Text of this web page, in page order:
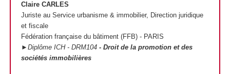
Claire CARLES
Juriste au Service urbanisme & immobilier, Direction juridique
et fiscale
Fédération française du bâtiment (FFB) - PARIS
►Diplôme ICH - DRM104 - Droit de la promotion et des
sociétés immobilières